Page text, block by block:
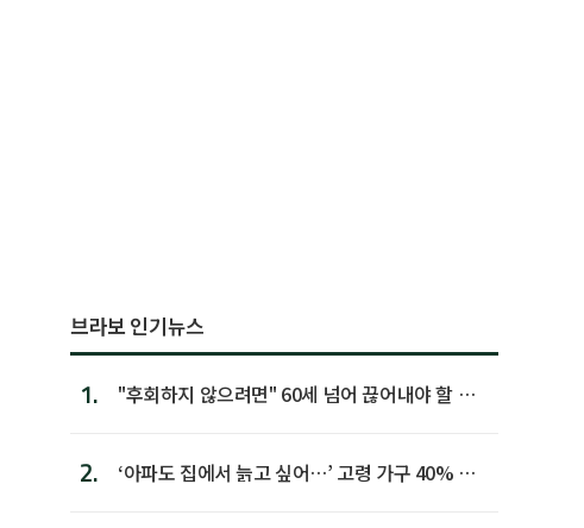
브라보 인기뉴스
1.
"후회하지 않으려면" 60세 넘어 끊어내야 할 사
2.
‘아파도 집에서 늙고 싶어…’ 고령 가구 40% 노